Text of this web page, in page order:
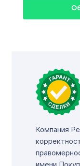
Компания